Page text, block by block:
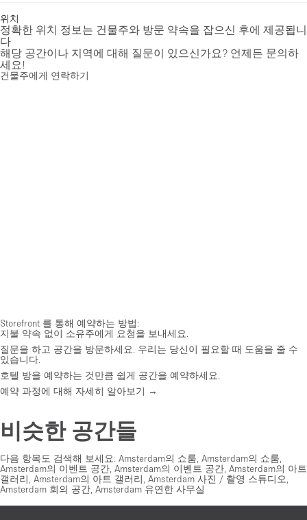
위치
정확한 위치 정보는 건물주와 방문 약속을 잡으신 후에 제공됩니
다
해당 공간이나 지역에 대해 질문이 있으신가요? 언제든 문의하
세요!
건물주에게 연락하기
Storefront 를 통해 예약하는 방법:
지불 약속 없이 소유주에게 요청을 보내세요.
질문을 하고 공간을 방문하세요. 우리는 당신이 필요할 때 도움을 줄 수
있습니다.
호텔 방을 예약하는 것만큼 쉽게 공간을 예약하세요.
예약 과정에 대해 자세히 알아보기 →
비슷한 공간들
다음 항목도 검색해 보세요: Amsterdam의 쇼룸 Amsterdam의 쇼룸
Amsterdam의 이벤트 공간 Amsterdam의 이벤트 공간 Amsterdam의 아트
갤러리 Amsterdam의 아트 갤러리 Amsterdam 사진 / 촬영 스튜디오
Amsterdam 회의 공간 Amsterdam 유연한 사무실